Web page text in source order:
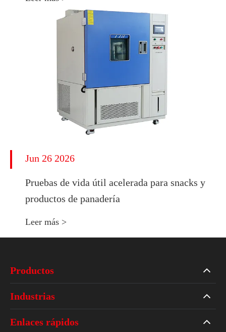
Jun 26 2026
Pruebas de vida útil acelerada para snacks y
productos de panadería
Leer más >
Productos
Industrias
Enlaces rápidos